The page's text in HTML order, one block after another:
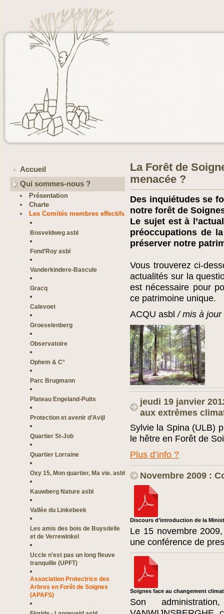
Accueil
Qui sommes-nous ?
Présentation
Charte
Les Comités membres effectifs
Bosveldweg asbl
Fond’Roy asbl
Vanderkindere-Bascule
Gracq
Calevoet
Groeselenberg
Observatoire
Ophem & C°
Parc Brugmann
Plateau Engeland-Puits
Protection et avenir d’Avijl
Quartier St-Job
Quartier Lorraine
Oxy 15, Mon quartier, Ma vie. asbl
Kauwberg Nature asbl
Vallée du Linkebeek
Les amis des bois de Buysdelle
et de Verrewinkel
Uccle n’est pas un long fleuve
tranquille (UPFT)
Association Protectrice des
Arbres en Forêt de Soignes
(APAFS)
La Forêt de
menacée ?
Des inquiétudes se
notre forêt de
Le sujet est à
préoccupations de
préserver notre
Vous trouverez ci-
actualités sur la
est nécessaire pour
ce patrimoine unique.
ACQU asbl / mis à jour
jeudi 19 janvier
aux extrêmes
Sylvie la Spina (ULB)
le hêtre en Forêt de
Plus d’info ?
Novembre 2009 :
Discours d’introduction de la
Le 15 novembre
une conférence de
Soignes face au changement
Son